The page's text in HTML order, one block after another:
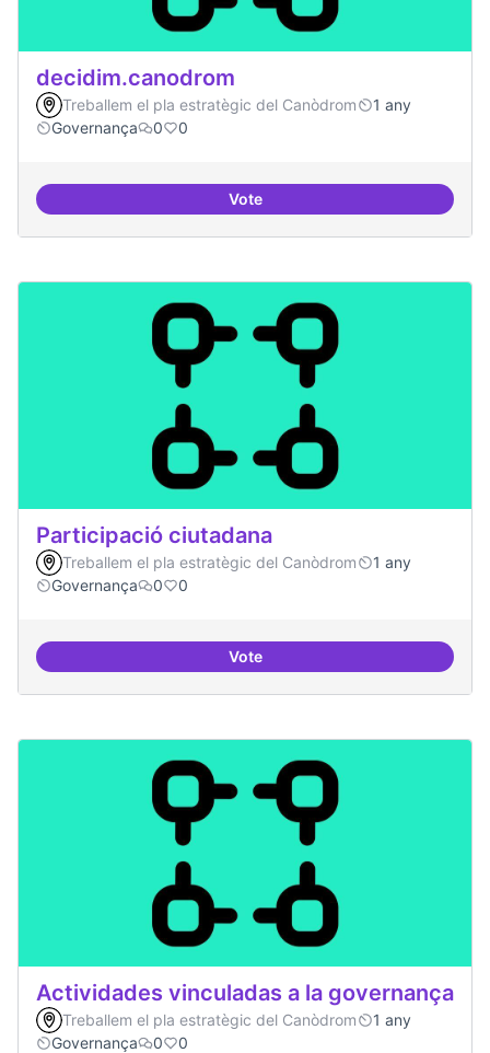
decidim.canodrom
Treballem el pla estratègic del Canòdrom
1 any
Governança
0 0
Votedecidim.canodrom
Participació ciutadana
Treballem el pla estratègic del Canòdrom
1 any
Governança
0 0
VoteParticipació ciutadana
Actividades vinculadas a la governança
Treballem el pla estratègic del Canòdrom
1 any
Governança
0 0